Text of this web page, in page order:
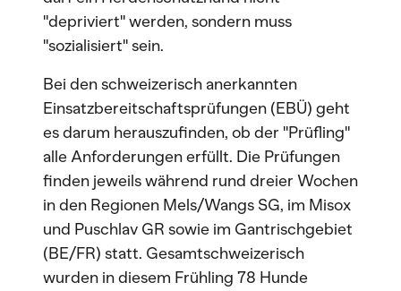
"depriviert" werden, sondern muss
"sozialisiert" sein.
Bei den schweizerisch anerkannten
Einsatzbereitschaftsprüfungen (EBÜ) geht
es darum herauszufinden, ob der "Prüfling"
alle Anforderungen erfüllt. Die Prüfungen
finden jeweils während rund dreier Wochen
in den Regionen Mels/Wangs SG, im Misox
und Puschlav GR sowie im Gantrischgebiet
(BE/FR) statt. Gesamtschweizerisch
wurden in diesem Frühling 78 Hunde